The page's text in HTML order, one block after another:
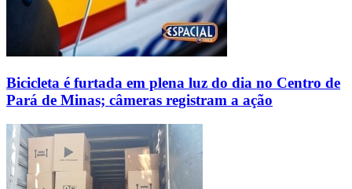
Bicicleta é furtada em plena luz do dia no Centro de
Pará de Minas; câmeras registram a ação